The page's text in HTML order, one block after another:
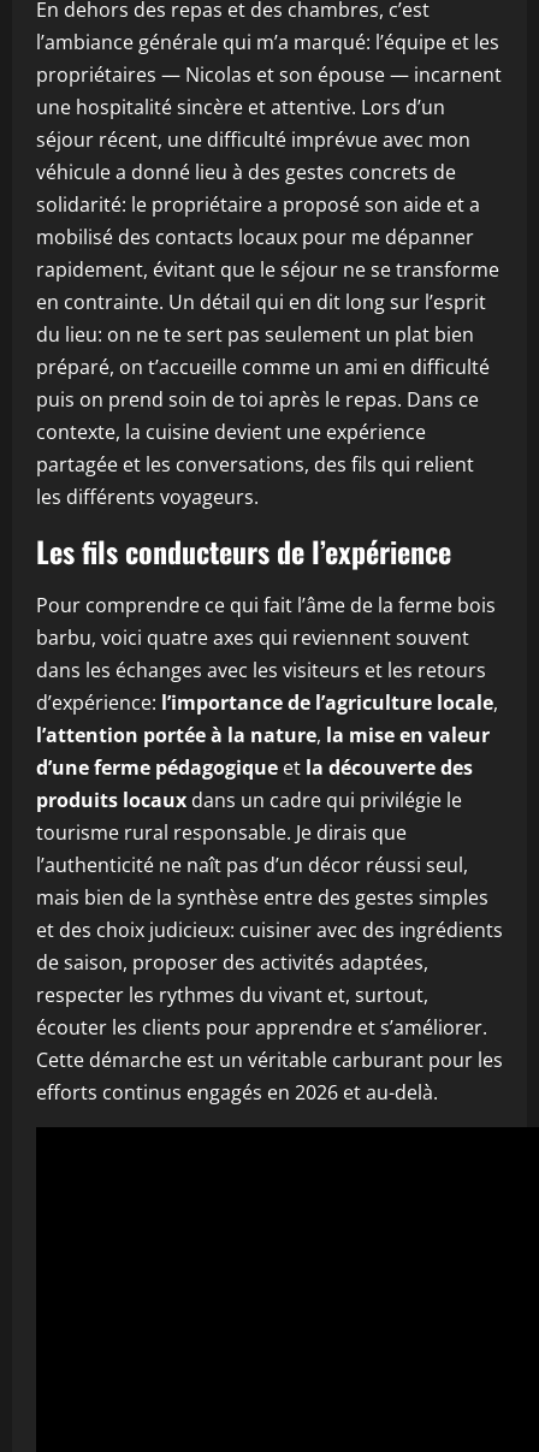
En dehors des repas et des chambres, c’est
l’ambiance générale qui m’a marqué: l’équipe et les
propriétaires — Nicolas et son épouse — incarnent
une hospitalité sincère et attentive. Lors d’un
séjour récent, une difficulté imprévue avec mon
véhicule a donné lieu à des gestes concrets de
solidarité: le propriétaire a proposé son aide et a
mobilisé des contacts locaux pour me dépanner
rapidement, évitant que le séjour ne se transforme
en contrainte. Un détail qui en dit long sur l’esprit
du lieu: on ne te sert pas seulement un plat bien
préparé, on t’accueille comme un ami en difficulté
puis on prend soin de toi après le repas. Dans ce
contexte, la cuisine devient une expérience
partagée et les conversations, des fils qui relient
les différents voyageurs.
Les fils conducteurs de l’expérience
Pour comprendre ce qui fait l’âme de la ferme bois
barbu, voici quatre axes qui reviennent souvent
dans les échanges avec les visiteurs et les retours
d’expérience: l’importance de l’agriculture locale,
l’attention portée à la nature, la mise en valeur
d’une ferme pédagogique et la découverte des
produits locaux dans un cadre qui privilégie le
tourisme rural responsable. Je dirais que
l’authenticité ne naît pas d’un décor réussi seul,
mais bien de la synthèse entre des gestes simples
et des choix judicieux: cuisiner avec des ingrédients
de saison, proposer des activités adaptées,
respecter les rythmes du vivant et, surtout,
écouter les clients pour apprendre et s’améliorer.
Cette démarche est un véritable carburant pour les
efforts continus engagés en 2026 et au-delà.